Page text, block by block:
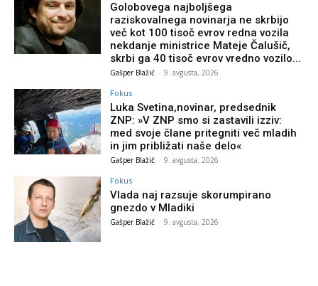
Golobovega najboljšega
raziskovalnega novinarja ne skrbijo
več kot 100 tisoč evrov redna vozila
nekdanje ministrice Mateje Čalušič,
skrbi ga 40 tisoč evrov vredno vozilo...
Gašper Blažič - 9. avgusta, 2026
Fokus
Luka Svetina,novinar, predsednik
ZNP: »V ZNP smo si zastavili izziv:
med svoje člane pritegniti več mladih
in jim približati naše delo«
Gašper Blažič - 9. avgusta, 2026
Fokus
Vlada naj razsuje skorumpirano
gnezdo v Mladiki
Gašper Blažič - 9. avgusta, 2026